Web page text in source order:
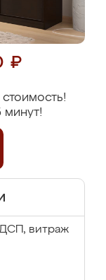
₽
минут!
витраж